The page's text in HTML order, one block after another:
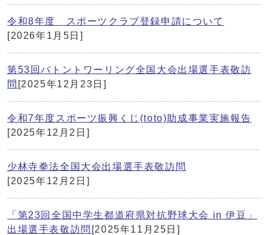
令和8年度 スポーツクラブ登録申請について
[2026年1月5日]
第53回バトントワーリング全国大会出場選手表敬訪
問 [2025年12月23日]
令和7年度スポーツ振興くじ(toto)助成事業実施報告
[2025年12月2日]
少林寺拳法全国大会出場選手表敬訪問
[2025年12月2日]
「第23回全国中学生都道府県対抗野球大会 in 伊豆」
出場選手表敬訪問 [2025年11月25日]